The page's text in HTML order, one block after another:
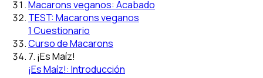
Macarons veganos: Acabado
TEST: Macarons veganos
1 Cuestionario
Curso de Macarons
7. ¡Es Maíz!
¡Es Maíz!: Introducción